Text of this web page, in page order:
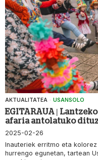
AKTUALITATEA · USANSOLO
EGITARAUA |
afaria antolatuko
2025-02-26
Inauteriek erritmo eta
hurrengo egunetan, tartean